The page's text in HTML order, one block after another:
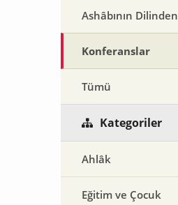
Ashâbının Dilinden
Konferanslar
Tümü
Kategoriler
Ahlâk
Eğitim ve Çocuk